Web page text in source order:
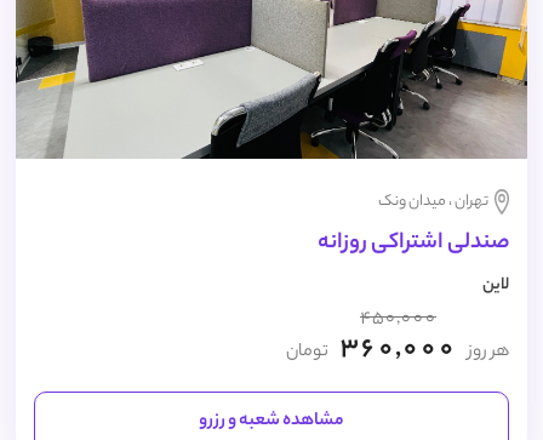
تهران ، میدان ونک
صندلی اشتراکی روزانه
لاین
هر روز
450,000
360,000 تومان
مشاهده شعبه و رزرو